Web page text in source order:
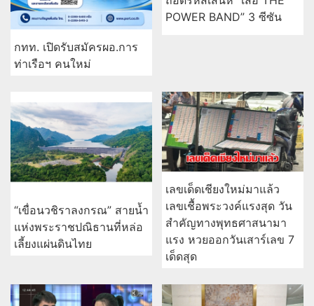
กทท. เปิดรับสมัครผอ.การ
ท่าเรือฯ คนใหม่
ถอดรหัสเสน่ห์ “เสื้อ THE
POWER BAND” 3 ซีซัน